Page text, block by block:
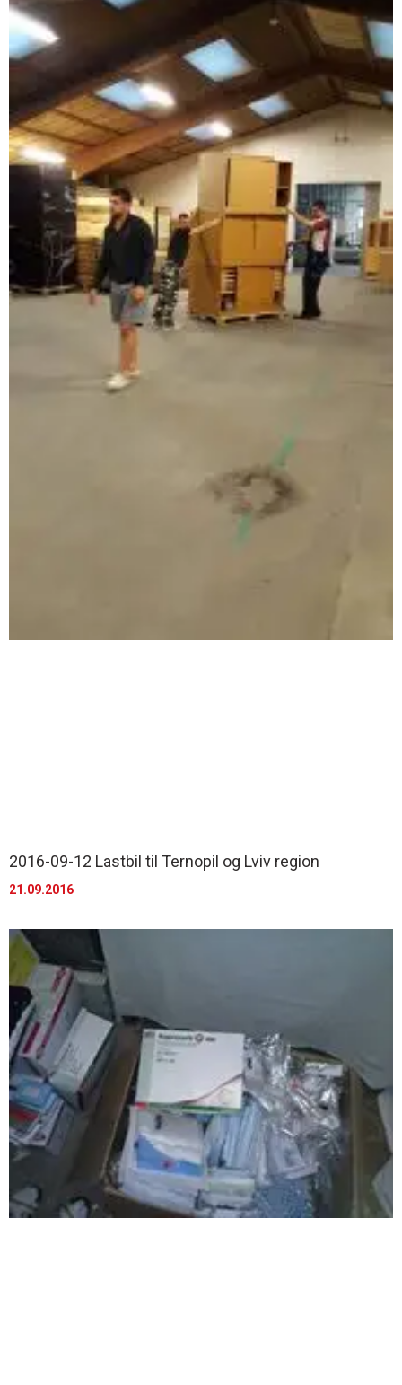
2016-09-12 Lastbil til Ternopil og Lviv region
21.09.2016